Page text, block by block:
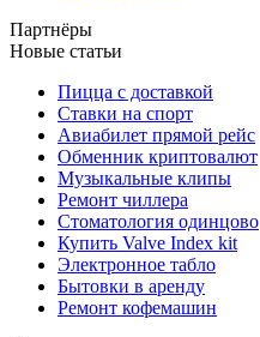
Партнёры
Новые статьи
Пицца с доставкой
Ставки на спорт
Авиабилет прямой рейс
Обменник криптовалют
Музыкальные клипы
Ремонт чиллера
Стоматология одинцово
Купить Valve Index kit
Электронное табло
Бытовки в аренду
Ремонт кофемашин